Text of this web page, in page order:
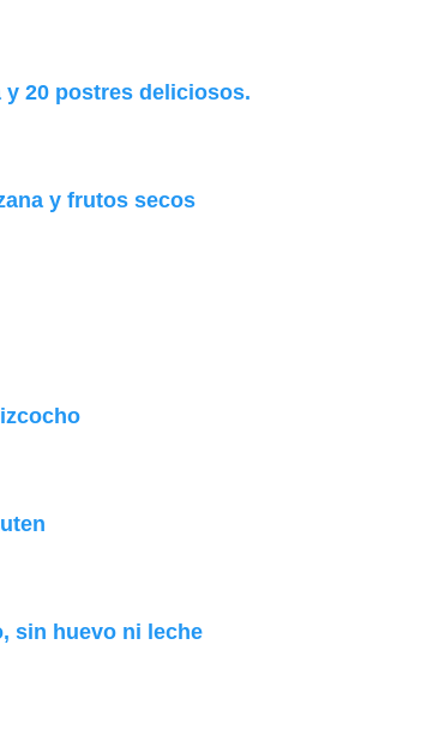
y 20 postres deliciosos.
y frutos secos
sin huevo ni leche